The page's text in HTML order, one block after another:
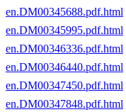
en.DM00345688.pdf.html
en.DM00345995.pdf.html
en.DM00346336.pdf.html
en.DM00346440.pdf.html
en.DM00347450.pdf.html
en.DM00347848.pdf.html